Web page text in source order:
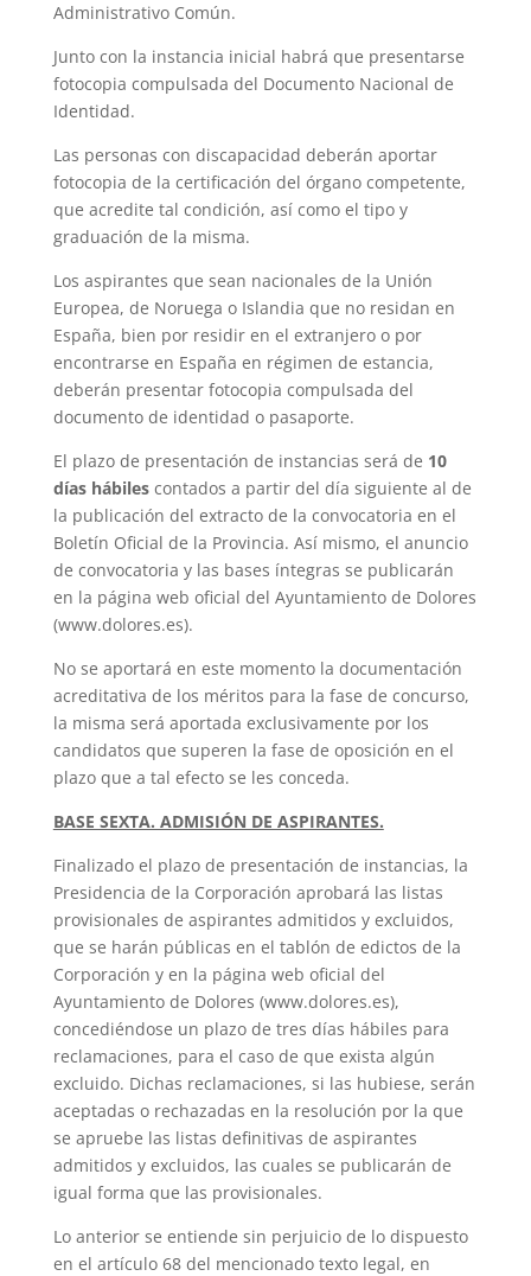
Administrativo Común.
Junto con la instancia inicial habrá que presentarse
fotocopia compulsada del Documento Nacional de
Identidad.
Las personas con discapacidad deberán aportar
fotocopia de la certificación del órgano competente,
que acredite tal condición, así como el tipo y
graduación de la misma.
Los aspirantes que sean nacionales de la Unión
Europea, de Noruega o Islandia que no residan en
España, bien por residir en el extranjero o por
encontrarse en España en régimen de estancia,
deberán presentar fotocopia compulsada del
documento de identidad o pasaporte.
El plazo de presentación de instancias será de 10
días hábiles contados a partir del día siguiente al de
la publicación del extracto de la convocatoria en el
Boletín Oficial de la Provincia. Así mismo, el anuncio
de convocatoria y las bases íntegras se publicarán
en la página web oficial del Ayuntamiento de Dolores
(www.dolores.es).
No se aportará en este momento la documentación
acreditativa de los méritos para la fase de concurso,
la misma será aportada exclusivamente por los
candidatos que superen la fase de oposición en el
plazo que a tal efecto se les conceda.
BASE SEXTA. ADMISIÓN DE ASPIRANTES.
Finalizado el plazo de presentación de instancias, la
Presidencia de la Corporación aprobará las listas
provisionales de aspirantes admitidos y excluidos,
que se harán públicas en el tablón de edictos de la
Corporación y en la página web oficial del
Ayuntamiento de Dolores (www.dolores.es),
concediéndose un plazo de tres días hábiles para
reclamaciones, para el caso de que exista algún
excluido. Dichas reclamaciones, si las hubiese, serán
aceptadas o rechazadas en la resolución por la que
se apruebe las listas definitivas de aspirantes
admitidos y excluidos, las cuales se publicarán de
igual forma que las provisionales.
Lo anterior se entiende sin perjuicio de lo dispuesto
en el artículo 68 del mencionado texto legal, en